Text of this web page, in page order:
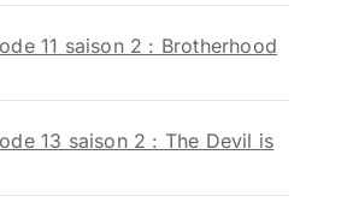
11 saison 2 : Brotherhood
13 saison 2 : The Devil is